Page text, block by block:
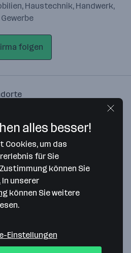
Haustechnik, Handwerk,
Gewerbe
folgen
unseren Cookie-
zu, um diese Karte
alles besser!
Cookies, um das
für Sie
können Sie
In unserer
können Sie weitere
Einstellungen